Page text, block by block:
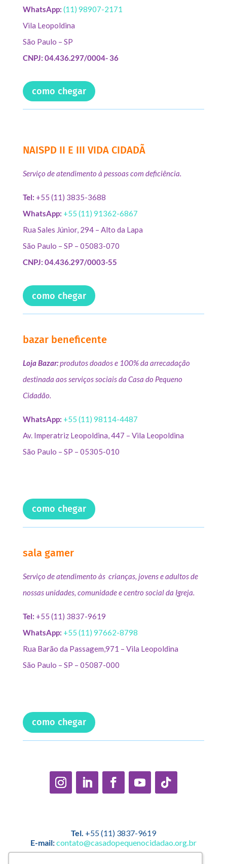
WhatsApp: (11) 98907-2171
Vila Leopoldina
São Paulo – SP
CNPJ: 04.436.297/0004- 36
como chegar
NAISPD II E III VIDA CIDADÃ
Serviço de atendimento à pessoas com deficiência.
Tel: +55 (11) 3835-3688
WhatsApp: +55 (11) 91362-6867
Rua Sales Júnior, 294 – Alto da Lapa
São Paulo – SP – 05083-070
CNPJ: 04.436.297/0003-55
como chegar
bazar beneficente
Loja Bazar:produtos doados e 100% da arrecadação
destinada aos serviços sociais da Casa do Pequeno
Cidadão.
WhatsApp: +55 (11) 98114-4487
Av. Imperatriz Leopoldina, 447 – Vila Leopoldina
São Paulo – SP – 05305-010
como chegar
sala gamer
Serviço de atendimento às crianças, jovens e adultos de
nossas unidades, comunidade e centro social da Igreja.
Tel: +55 (11) 3837-9619
WhatsApp: +55 (11) 97662-8798
Rua Barão da Passagem,971 – Vila Leopoldina
São Paulo – SP – 05087-000
como chegar
Tel. +55 (11) 3837-9619
E-mail:contato@casadopequenocidadao.org.br